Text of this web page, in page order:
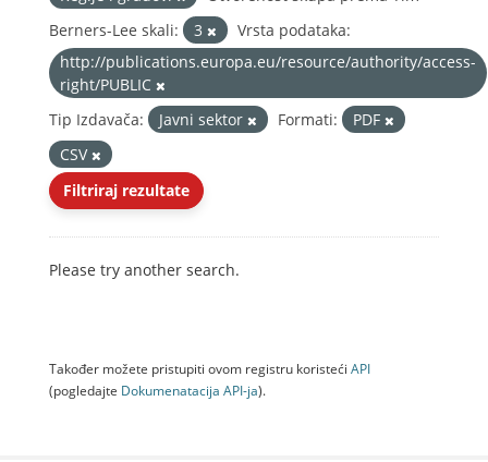
Berners-Lee skali:
3
Vrsta podataka:
http://publications.europa.eu/resource/authority/access-
right/PUBLIC
Tip Izdavača:
Javni sektor Formati:
PDF
CSV
Filtriraj rezultate
Please try another search.
Također možete pristupiti ovom registru koristeći API
(pogledajte Dokumenаtаcijа API-jа).